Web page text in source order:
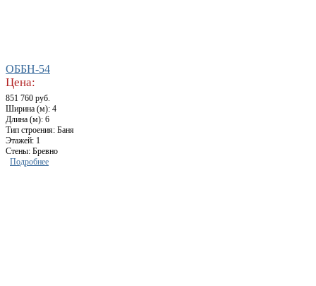
ОББН-54
Цена:
851 760 руб.
Ширина (м): 4
Длина (м): 6
Тип строения: Баня
Этажей: 1
Стены: Бревно
Подробнее